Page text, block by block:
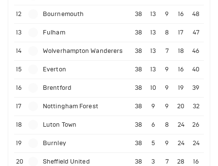
12 Bournemouth 38 13 9 16 48
13 Fulham 38 13 8 17 47
14 Wolverhampton Wanderers 38 13 7 18 46
15 Everton 38 13 9 16 40
16 Brentford 38 10 9 19 39
17 Nottingham Forest 38 9 9 20 32
18 Luton Town 38 6 8 24 26
19 Burnley 38 5 9 24 24
20 Sheffield United 38 3 7 28 16